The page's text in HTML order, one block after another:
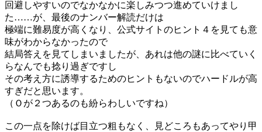
回避しやすいのでなかなかに楽しみつつ進めていけまし
た……が、最後のナンバー解読だけは
極端に難易度が高くなり、公式サイトのヒント４を見ても意
味がわからなかったので
結局答えを見てしまいましたが、あれは他の謎に比べていく
らなんでも捻り過ぎですし
その考え方に誘導するためのヒントもないのでハードルが高
すぎだと思います。
（Ｏが２つあるのも紛らわしいですね）
この一点を除けば目立つ粗もなく、見どころもあってやり甲